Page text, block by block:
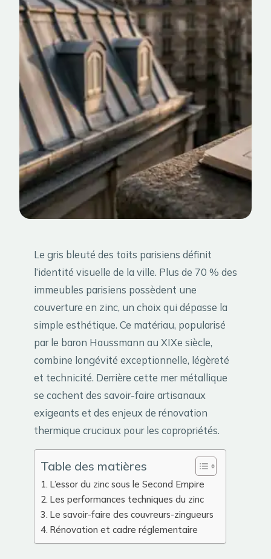
Le gris bleuté des toits parisiens définit
l’identité visuelle de la ville. Plus de 70 % des
immeubles parisiens possèdent une
couverture en zinc, un choix qui dépasse la
simple esthétique. Ce matériau, popularisé
par le baron Haussmann au XIXe siècle,
combine longévité exceptionnelle, légèreté
et technicité. Derrière cette mer métallique
se cachent des savoir-faire artisanaux
exigeants et des enjeux de rénovation
thermique cruciaux pour les copropriétés.
Table des matières
L’essor du zinc sous le Second Empire
Les performances techniques du zinc
Le savoir-faire des couvreurs-zingueurs
Rénovation et cadre réglementaire